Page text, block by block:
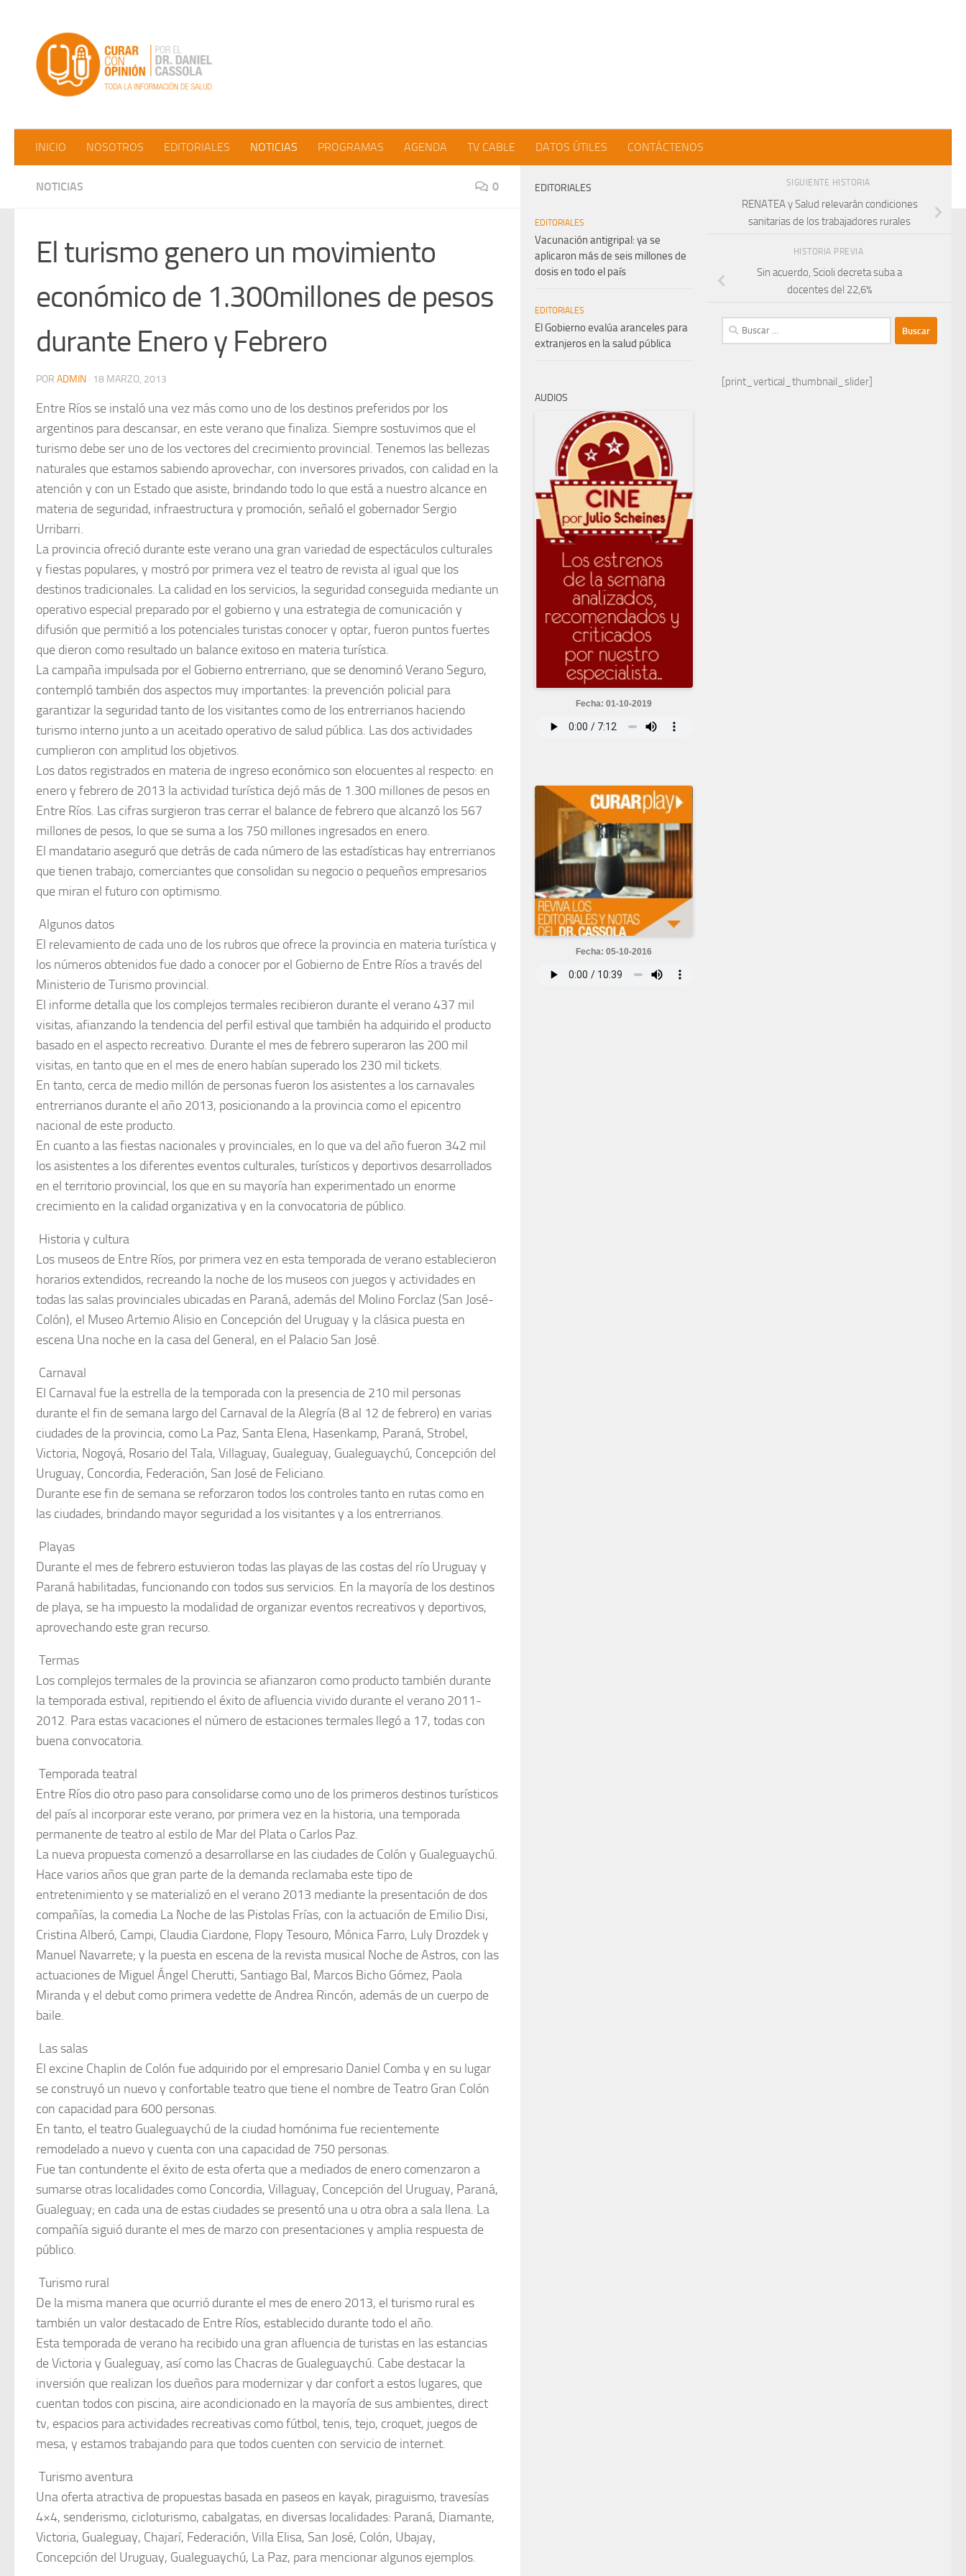
INICIO NOSOTROS EDITORIALES NOTICIAS PROGRAMAS AGENDA TV CABLE DATOS ÚTILES CONTÁCTENOS
NOTICIAS 0
El turismo genero un movimiento
económico de 1.300millones de pesos
durante Enero y Febrero
POR ADMIN · 18 MARZO, 2013
Entre Ríos se instaló una vez más como uno de los destinos preferidos por los
argentinos para descansar, en este verano que finaliza. Siempre sostuvimos que el
turismo debe ser uno de los vectores del crecimiento provincial. Tenemos las bellezas
naturales que estamos sabiendo aprovechar, con inversores privados, con calidad en la
atención y con un Estado que asiste, brindando todo lo que está a nuestro alcance en
materia de seguridad, infraestructura y promoción, señaló el gobernador Sergio
Urribarri.
La provincia ofreció durante este verano una gran variedad de espectáculos culturales
y fiestas populares, y mostró por primera vez el teatro de revista al igual que los
destinos tradicionales. La calidad en los servicios, la seguridad conseguida mediante un
operativo especial preparado por el gobierno y una estrategia de comunicación y
difusión que permitió a los potenciales turistas conocer y optar, fueron puntos fuertes
que dieron como resultado un balance exitoso en materia turística.
La campaña impulsada por el Gobierno entrerriano, que se denominó Verano Seguro,
contempló también dos aspectos muy importantes: la prevención policial para
garantizar la seguridad tanto de los visitantes como de los entrerrianos haciendo
turismo interno junto a un aceitado operativo de salud pública. Las dos actividades
cumplieron con amplitud los objetivos.
Los datos registrados en materia de ingreso económico son elocuentes al respecto: en
enero y febrero de 2013 la actividad turística dejó más de 1.300 millones de pesos en
Entre Ríos. Las cifras surgieron tras cerrar el balance de febrero que alcanzó los 567
millones de pesos, lo que se suma a los 750 millones ingresados en enero.
El mandatario aseguró que detrás de cada número de las estadísticas hay entrerrianos
que tienen trabajo, comerciantes que consolidan su negocio o pequeños empresarios
que miran el futuro con optimismo.
 Algunos datos
El relevamiento de cada uno de los rubros que ofrece la provincia en materia turística y
los números obtenidos fue dado a conocer por el Gobierno de Entre Ríos a través del
Ministerio de Turismo provincial.
El informe detalla que los complejos termales recibieron durante el verano 437 mil
visitas, afianzando la tendencia del perfil estival que también ha adquirido el producto
basado en el aspecto recreativo. Durante el mes de febrero superaron las 200 mil
visitas, en tanto que en el mes de enero habían superado los 230 mil tickets.
En tanto, cerca de medio millón de personas fueron los asistentes a los carnavales
entrerrianos durante el año 2013, posicionando a la provincia como el epicentro
nacional de este producto.
En cuanto a las fiestas nacionales y provinciales, en lo que va del año fueron 342 mil
los asistentes a los diferentes eventos culturales, turísticos y deportivos desarrollados
en el territorio provincial, los que en su mayoría han experimentado un enorme
crecimiento en la calidad organizativa y en la convocatoria de público.
 Historia y cultura
Los museos de Entre Ríos, por primera vez en esta temporada de verano establecieron
horarios extendidos, recreando la noche de los museos con juegos y actividades en
todas las salas provinciales ubicadas en Paraná, además del Molino Forclaz (San José-
Colón), el Museo Artemio Alisio en Concepción del Uruguay y la clásica puesta en
escena Una noche en la casa del General, en el Palacio San José.
 Carnaval
El Carnaval fue la estrella de la temporada con la presencia de 210 mil personas
durante el fin de semana largo del Carnaval de la Alegría (8 al 12 de febrero) en varias
ciudades de la provincia, como La Paz, Santa Elena, Hasenkamp, Paraná, Strobel,
Victoria, Nogoyá, Rosario del Tala, Villaguay, Gualeguay, Gualeguaychú, Concepción del
Uruguay, Concordia, Federación, San José de Feliciano.
Durante ese fin de semana se reforzaron todos los controles tanto en rutas como en
las ciudades, brindando mayor seguridad a los visitantes y a los entrerrianos.
 Playas
Durante el mes de febrero estuvieron todas las playas de las costas del río Uruguay y
Paraná habilitadas, funcionando con todos sus servicios. En la mayoría de los destinos
de playa, se ha impuesto la modalidad de organizar eventos recreativos y deportivos,
aprovechando este gran recurso.
 Termas
Los complejos termales de la provincia se afianzaron como producto también durante
la temporada estival, repitiendo el éxito de afluencia vivido durante el verano 2011-
2012. Para estas vacaciones el número de estaciones termales llegó a 17, todas con
buena convocatoria.
 Temporada teatral
Entre Ríos dio otro paso para consolidarse como uno de los primeros destinos turísticos
del país al incorporar este verano, por primera vez en la historia, una temporada
permanente de teatro al estilo de Mar del Plata o Carlos Paz.
La nueva propuesta comenzó a desarrollarse en las ciudades de Colón y Gualeguaychú.
Hace varios años que gran parte de la demanda reclamaba este tipo de
entretenimiento y se materializó en el verano 2013 mediante la presentación de dos
compañías, la comedia La Noche de las Pistolas Frías, con la actuación de Emilio Disi,
Cristina Alberó, Campi, Claudia Ciardone, Flopy Tesouro, Mónica Farro, Luly Drozdek y
Manuel Navarrete; y la puesta en escena de la revista musical Noche de Astros, con las
actuaciones de Miguel Ángel Cherutti, Santiago Bal, Marcos Bicho Gómez, Paola
Miranda y el debut como primera vedette de Andrea Rincón, además de un cuerpo de
baile.
 Las salas
El excine Chaplin de Colón fue adquirido por el empresario Daniel Comba y en su lugar
se construyó un nuevo y confortable teatro que tiene el nombre de Teatro Gran Colón
con capacidad para 600 personas.
En tanto, el teatro Gualeguaychú de la ciudad homónima fue recientemente
remodelado a nuevo y cuenta con una capacidad de 750 personas.
Fue tan contundente el éxito de esta oferta que a mediados de enero comenzaron a
sumarse otras localidades como Concordia, Villaguay, Concepción del Uruguay, Paraná,
Gualeguay; en cada una de estas ciudades se presentó una u otra obra a sala llena. La
compañía siguió durante el mes de marzo con presentaciones y amplia respuesta de
público.
 Turismo rural
De la misma manera que ocurrió durante el mes de enero 2013, el turismo rural es
también un valor destacado de Entre Ríos, establecido durante todo el año.
Esta temporada de verano ha recibido una gran afluencia de turistas en las estancias
de Victoria y Gualeguay, así como las Chacras de Gualeguaychú. Cabe destacar la
inversión que realizan los dueños para modernizar y dar confort a estos lugares, que
cuentan todos con piscina, aire acondicionado en la mayoría de sus ambientes, direct
tv, espacios para actividades recreativas como fútbol, tenis, tejo, croquet, juegos de
mesa, y estamos trabajando para que todos cuenten con servicio de internet.
 Turismo aventura
Una oferta atractiva de propuestas basada en paseos en kayak, piraguismo, travesías
4×4, senderismo, cicloturismo, cabalgatas, en diversas localidades: Paraná, Diamante,
Victoria, Gualeguay, Chajarí, Federación, Villa Elisa, San José, Colón, Ubajay,
Concepción del Uruguay, Gualeguaychú, La Paz, para mencionar algunos ejemplos.
SIGUIENTE HISTORIA
RENATEA y Salud relevarán condiciones
sanitarias de los trabajadores rurales
HISTORIA PREVIA
Sin acuerdo, Scioli decreta suba a
docentes del 22,6%
Buscar:
[print_vertical_thumbnail_slider]
EDITORIALES
EDITORIALES
Vacunación antigripal: ya se
aplicaron más de seis millones de
dosis en todo el país
EDITORIALES
El Gobierno evalúa aranceles para
extranjeros en la salud pública
AUDIOS
Fecha: 01-10-2019
Fecha: 05-10-2016